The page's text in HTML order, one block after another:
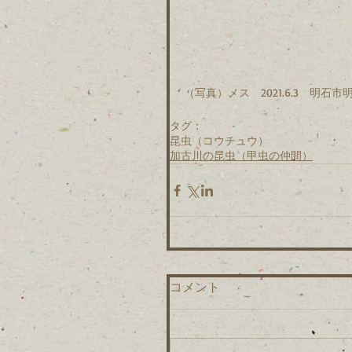
（写真）メス　2021.6.3　明石市
タグ：
昆虫（コウチュウ）
加古川の昆虫（甲虫の仲間）
コメント